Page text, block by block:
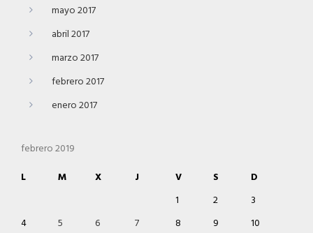
mayo 2017
abril 2017
marzo 2017
febrero 2017
enero 2017
febrero 2019
L
M X J V S
D
1
2
3
4
5 6 7 8 9
10